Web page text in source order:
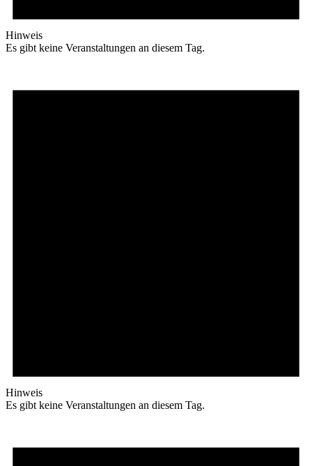
Hinweis
Es gibt keine Veranstaltungen an diesem Tag.
Hinweis
Es gibt keine Veranstaltungen an diesem Tag.